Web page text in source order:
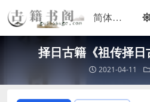
择日古籍《祖传择
2021-04-11